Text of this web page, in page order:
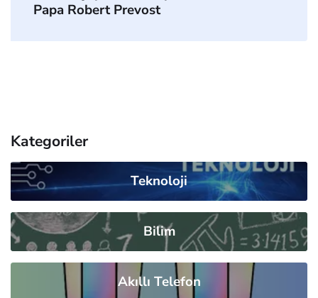
Papa Robert Prevost
Kategoriler
Teknoloji
Bilim
Akıllı Telefon